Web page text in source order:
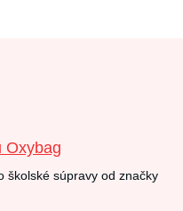
Oxybag
školské súpravy od značky